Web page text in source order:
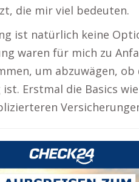
die mir viel bedeuten.
ist natürlich keine
waren für mich zu
um abzuwägen, ob
Erstmal die Basics